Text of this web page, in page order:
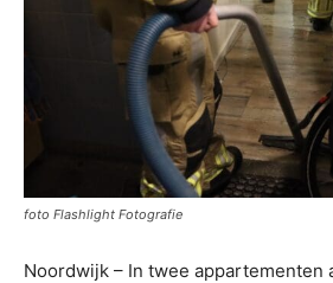
foto Flashlight Fotografie
Noordwijk – In twee appartementen